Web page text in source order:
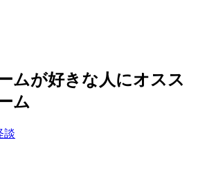
ムが好きな人にオスス
ム